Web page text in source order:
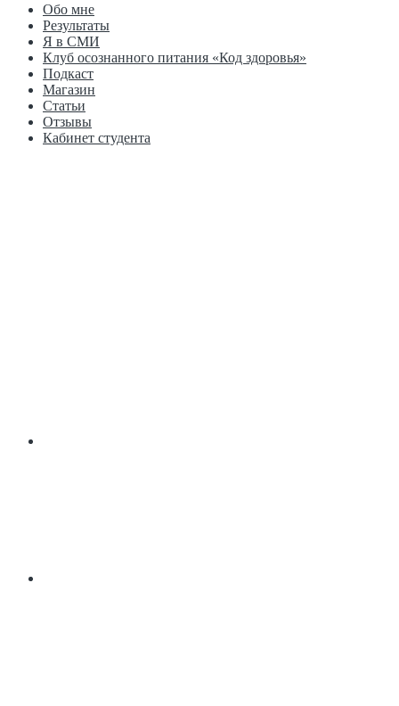
Обо мне
Результаты
Я в СМИ
Клуб осознанного питания «Код здоровья»
Подкаст
Магазин
Статьи
Отзывы
Кабинет студента